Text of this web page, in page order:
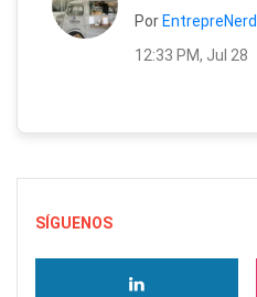
PorEntrepreNerd
12:33 PM, Jul 28
SÍGUENOS